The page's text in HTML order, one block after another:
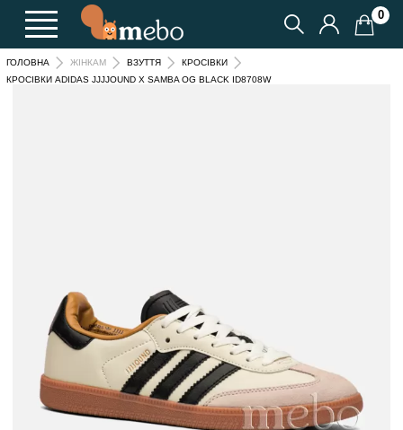
0
ГОЛОВНА ЖІНКАМ ВЗУТТЯ
КРОСІВКИ
КРОСІВКИ ADIDAS JJJJOUND X SAMBA OG BLACK ID8708W